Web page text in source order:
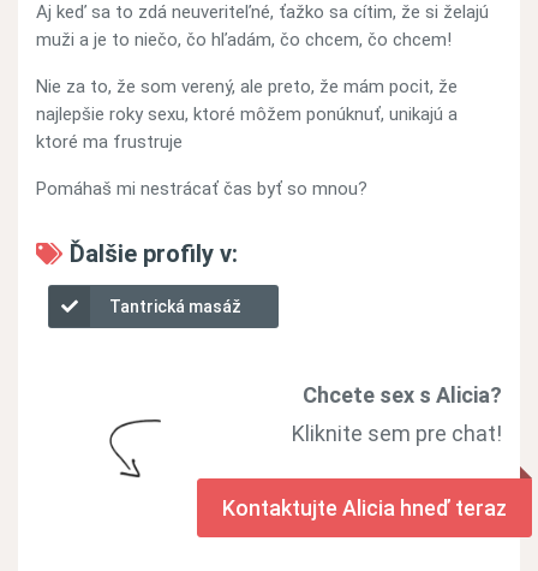
Aj keď sa to zdá neuveriteľné, ťažko sa cítim, že si želajú
muži a je to niečo, čo hľadám, čo chcem, čo chcem!
Nie za to, že som verený, ale preto, že mám pocit, že
najlepšie roky sexu, ktoré môžem ponúknuť, unikajú a
ktoré ma frustruje
Pomáhaš mi nestrácať čas byť so mnou?
Ďalšie profily v:
Tantrická masáž
Chcete sex s Alicia?
Kliknite sem pre chat!
Kontaktujte Alicia hneď teraz